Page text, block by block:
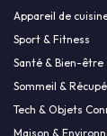
Appareil de
Sport & Fitness
Santé & Bien-être
Sommeil &
Tech & Objets
Maison &